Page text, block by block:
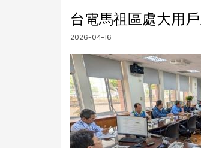
台電馬祖區處大用
2026-04-16